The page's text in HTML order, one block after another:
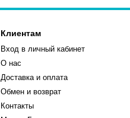
Клиентам
Вход в личный кабинет
О нас
Доставка и оплата
Обмен и возврат
Контакты